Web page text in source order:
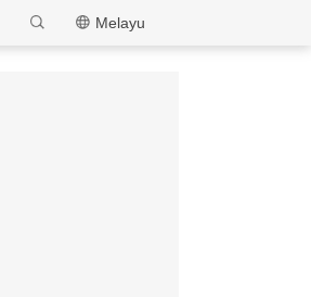
MEmu
Melayu